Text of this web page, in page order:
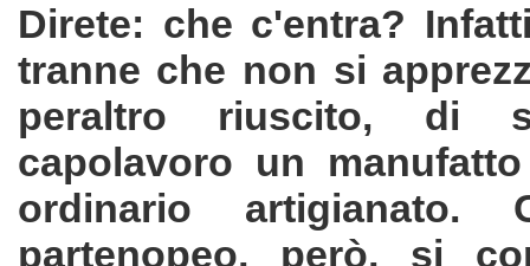
Direte: che c'entra?
tranne che non si
peraltro riuscito, di
capolavoro un
ordinario artigianato.
partenopeo, però, si